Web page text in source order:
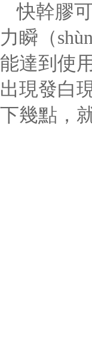
快幹膠
力瞬（
能達到使
出現發白
下幾點，